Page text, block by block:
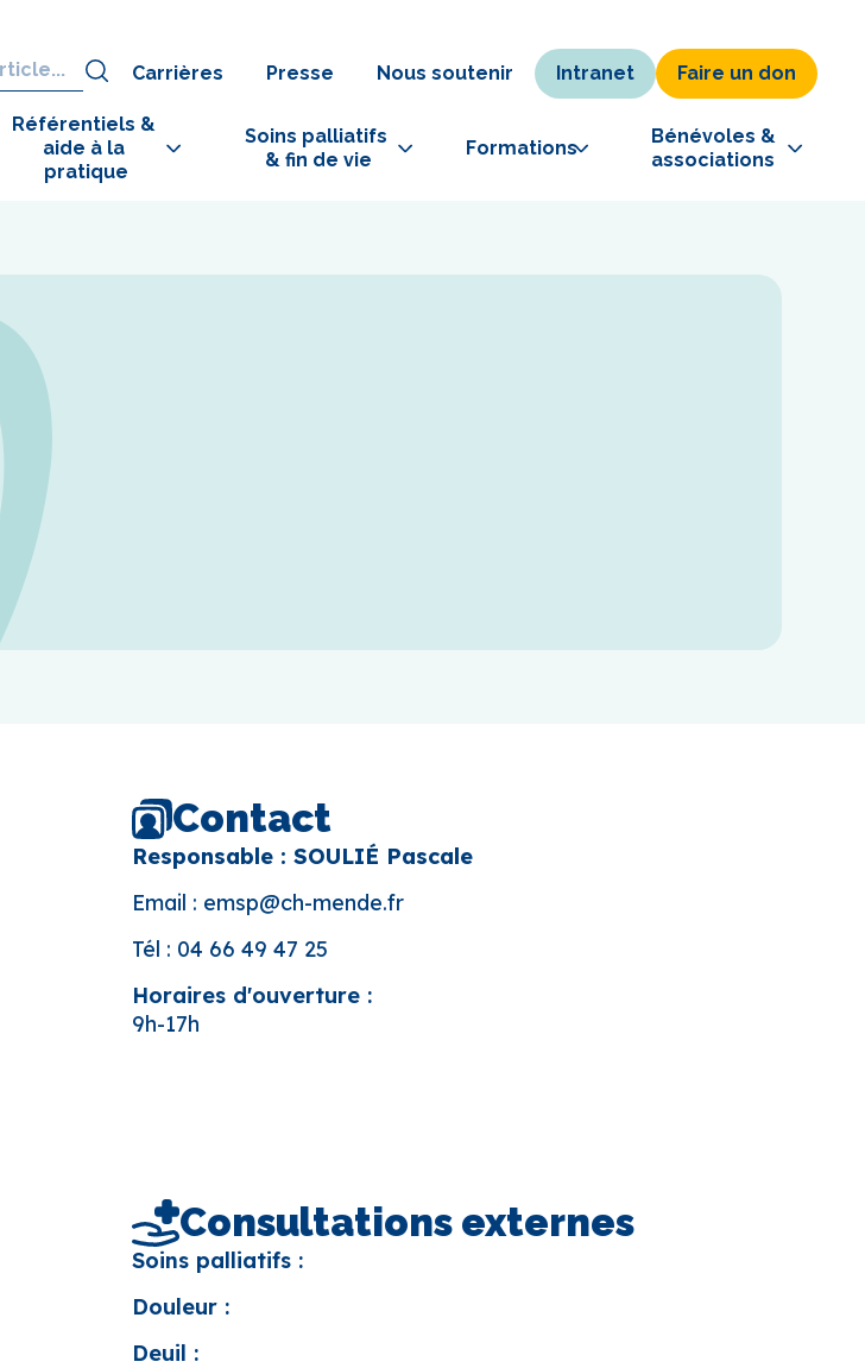
Carrières Presse Nous soutenir Intranet Faire un don
Référentiels &
aide à la
pratique
Soins palliatifs
& fin de vie
Formations
Bénévoles &
associations
Contact
Responsable : SOULIÉ Pascale
Email : emsp@ch-mende.fr
Tél : 04 66 49 47 25
Horaires d'ouverture :
9h-17h
Consultations externes
Soins palliatifs :
Douleur :
Deuil :